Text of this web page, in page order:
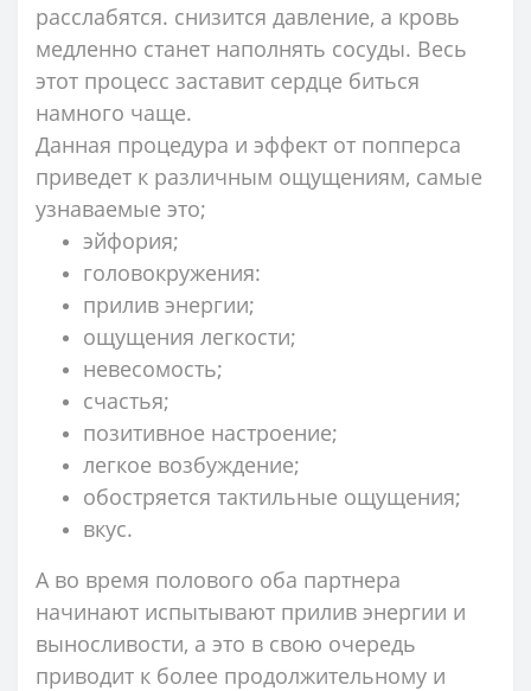
расслабятся. снизится давление, а кровь
медленно станет наполнять сосуды. Весь
этот процесс заставит сердце биться
намного чаще.
Данная процедура и эффект от попперса
приведет к различным ощущениям, самые
узнаваемые это;
эйфория;
головокружения:
прилив энергии;
ощущения легкости;
невесомость;
счастья;
позитивное настроение;
легкое возбуждение;
обостряется тактильные ощущения;
вкус.
А во время полового оба партнера
начинают испытывают прилив энергии и
выносливости, а это в свою очередь
приводит к более продолжительному и